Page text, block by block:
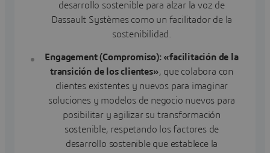
desarrollo sostenible para alzar la voz de
Dassault Systèmes como un facilitador de la
sostenibilidad.
Engagement (Compromiso): «facilitación de la
transición de los clientes», que colabora con
clientes existentes y nuevos para imaginar
soluciones y modelos de negocio nuevos para
posibilitar y agilizar su transformación
sostenible, respetando los factores de
desarrollo sostenible que establece la